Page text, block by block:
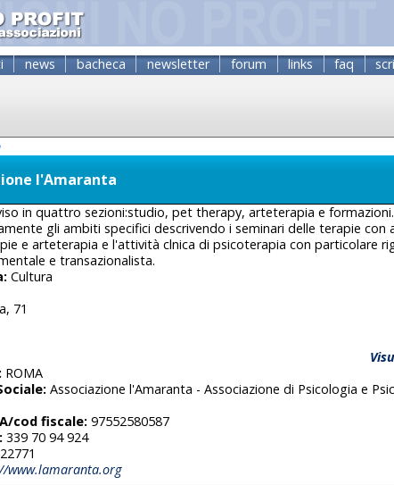
news bacheca newsletter forum links faq
l'Amaranta
in quattro sezioni:studio, pet therapy, arteterapia e
gli ambiti specifici descrivendo i seminari delle terapie con
e arteterapia e l'attività clnica di psicoterapia con particolare
e transazionalista.
Cultura
71
ROMA
Associazione l'Amaranta - Associazione di Psicologia e
cod fiscale: 97552580587
339 70 94 924
www.lamaranta.org